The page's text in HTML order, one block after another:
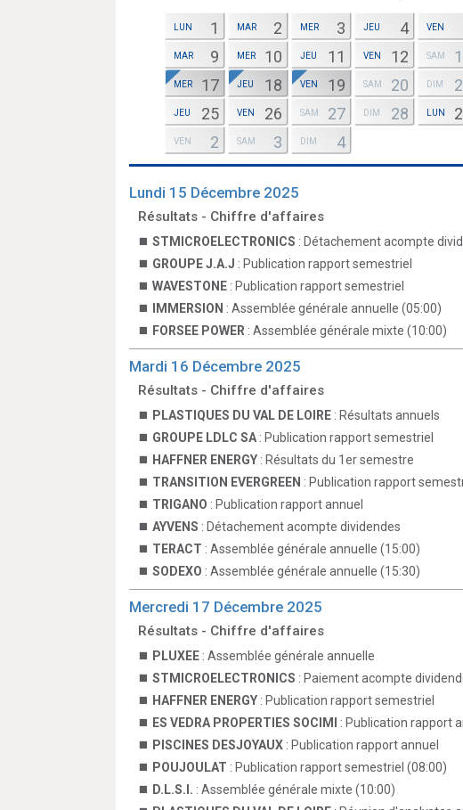
LUN 1 MAR 2 MER 3 JEU 4 VEN
MAR 9 MER 10 JEU 11 VEN 12 SAM
MER 17 JEU 18 VEN 19 SAM 20 DIM
JEU 25 VEN 26 SAM 27 DIM 28 LUN
VEN 2 SAM 3 DIM 4
Lundi 15 Décembre 2025
Résultats - Chiffre d'affaires
STMICROELECTRONICS : Détachement acompte
GROUPE J.A.J : Publication rapport semestriel
WAVESTONE : Publication rapport semestriel
IMMERSION : Assemblée générale annuelle (05:00)
FORSEE POWER : Assemblée générale mixte (10:00)
Mardi 16 Décembre 2025
Résultats - Chiffre d'affaires
PLASTIQUES DU VAL DE LOIRE : Résultats annuels
GROUPE LDLC SA : Publication rapport semestriel
HAFFNER ENERGY : Résultats du 1er semestre
TRANSITION EVERGREEN : Publication rapport
TRIGANO : Publication rapport annuel
AYVENS : Détachement acompte dividendes
TERACT : Assemblée générale annuelle (15:00)
SODEXO : Assemblée générale annuelle (15:30)
Mercredi 17 Décembre 2025
Résultats - Chiffre d'affaires
PLUXEE : Assemblée générale annuelle
STMICROELECTRONICS : Paiement acompte
HAFFNER ENERGY : Publication rapport semestriel
ES VEDRA PROPERTIES SOCIMI
: Publication rapport
PISCINES DESJOYAUX : Publication rapport annuel
POUJOULAT : Publication rapport semestriel (08:00)
D.L.S.I. : Assemblée générale mixte (10:00)